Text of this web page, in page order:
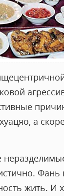
а
жить. И